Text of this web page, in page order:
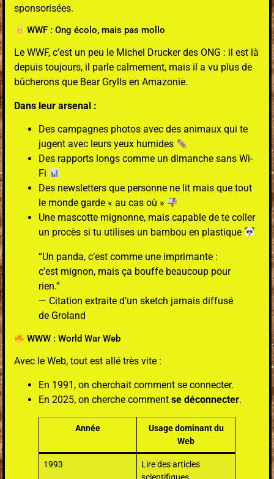
sponsorisées.
WWF : Ong écolo, mais pas mollo
Le WWF, c’est un peu le Michel Drucker des ONG : il est là
depuis toujours, il parle calmement, mais il a vu plus de
bûcherons que Bear Grylls en Amazonie.
Dans leur arsenal :
Des campagnes photos avec des animaux qui te
jugent avec leurs yeux humides
Des rapports longs comme un dimanche sans Wi-
Fi
Des newsletters que personne ne lit mais que tout
le monde garde « au cas où »
Une mascotte mignonne, mais capable de te coller
un procès si tu utilises un bambou en plastique
“Un panda, c’est comme une imprimante :
c’est mignon, mais ça bouffe beaucoup pour
rien.”
— Citation extraite d’un sketch jamais diffusé
de Groland
WWW : World War Web
Avec le Web, tout est allé très vite :
En 1991, on cherchait comment se connecter.
En 2025, on cherche comment se déconnecter.
Année
Usage dominant du
Web
1993
Lire des articles